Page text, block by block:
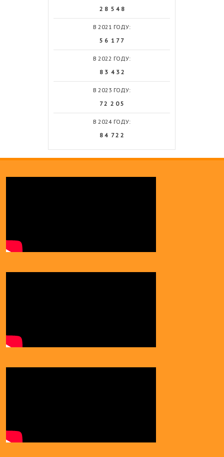
2 8 5 4 8
В 2021 ГОДУ:
5 6 1 7 7
В 2022 ГОДУ:
8 3 4 3 2
В 2023 ГОДУ:
7 2 2 0 5
В 2024 ГОДУ:
8 4 7 2 2